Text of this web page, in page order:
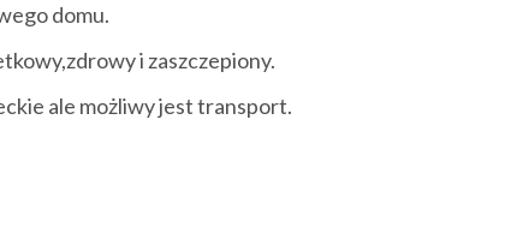
domu.
i zaszczepiony.
ale możliwy jest transport.